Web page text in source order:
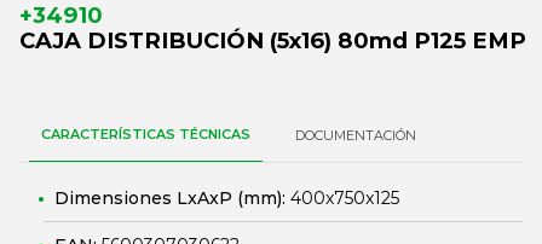
+34910
CAJA DISTRIBUCIÓN (5x16) 80md P125 EMP
CARACTERÍSTICAS TÉCNICAS DOCUMENTACIÓN
Dimensiones LxAxP (mm): 400x750x125